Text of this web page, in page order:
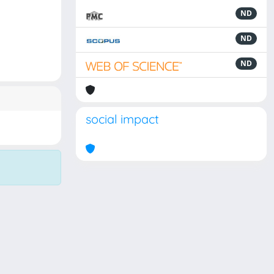
ND
ND
ND
social impact